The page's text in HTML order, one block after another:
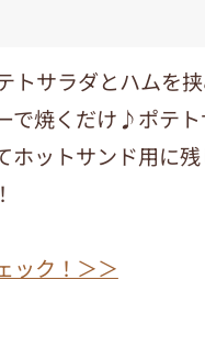
トサラダとハムを
で焼くだけ♪ポテ
ホットサンド用に
ック！＞＞